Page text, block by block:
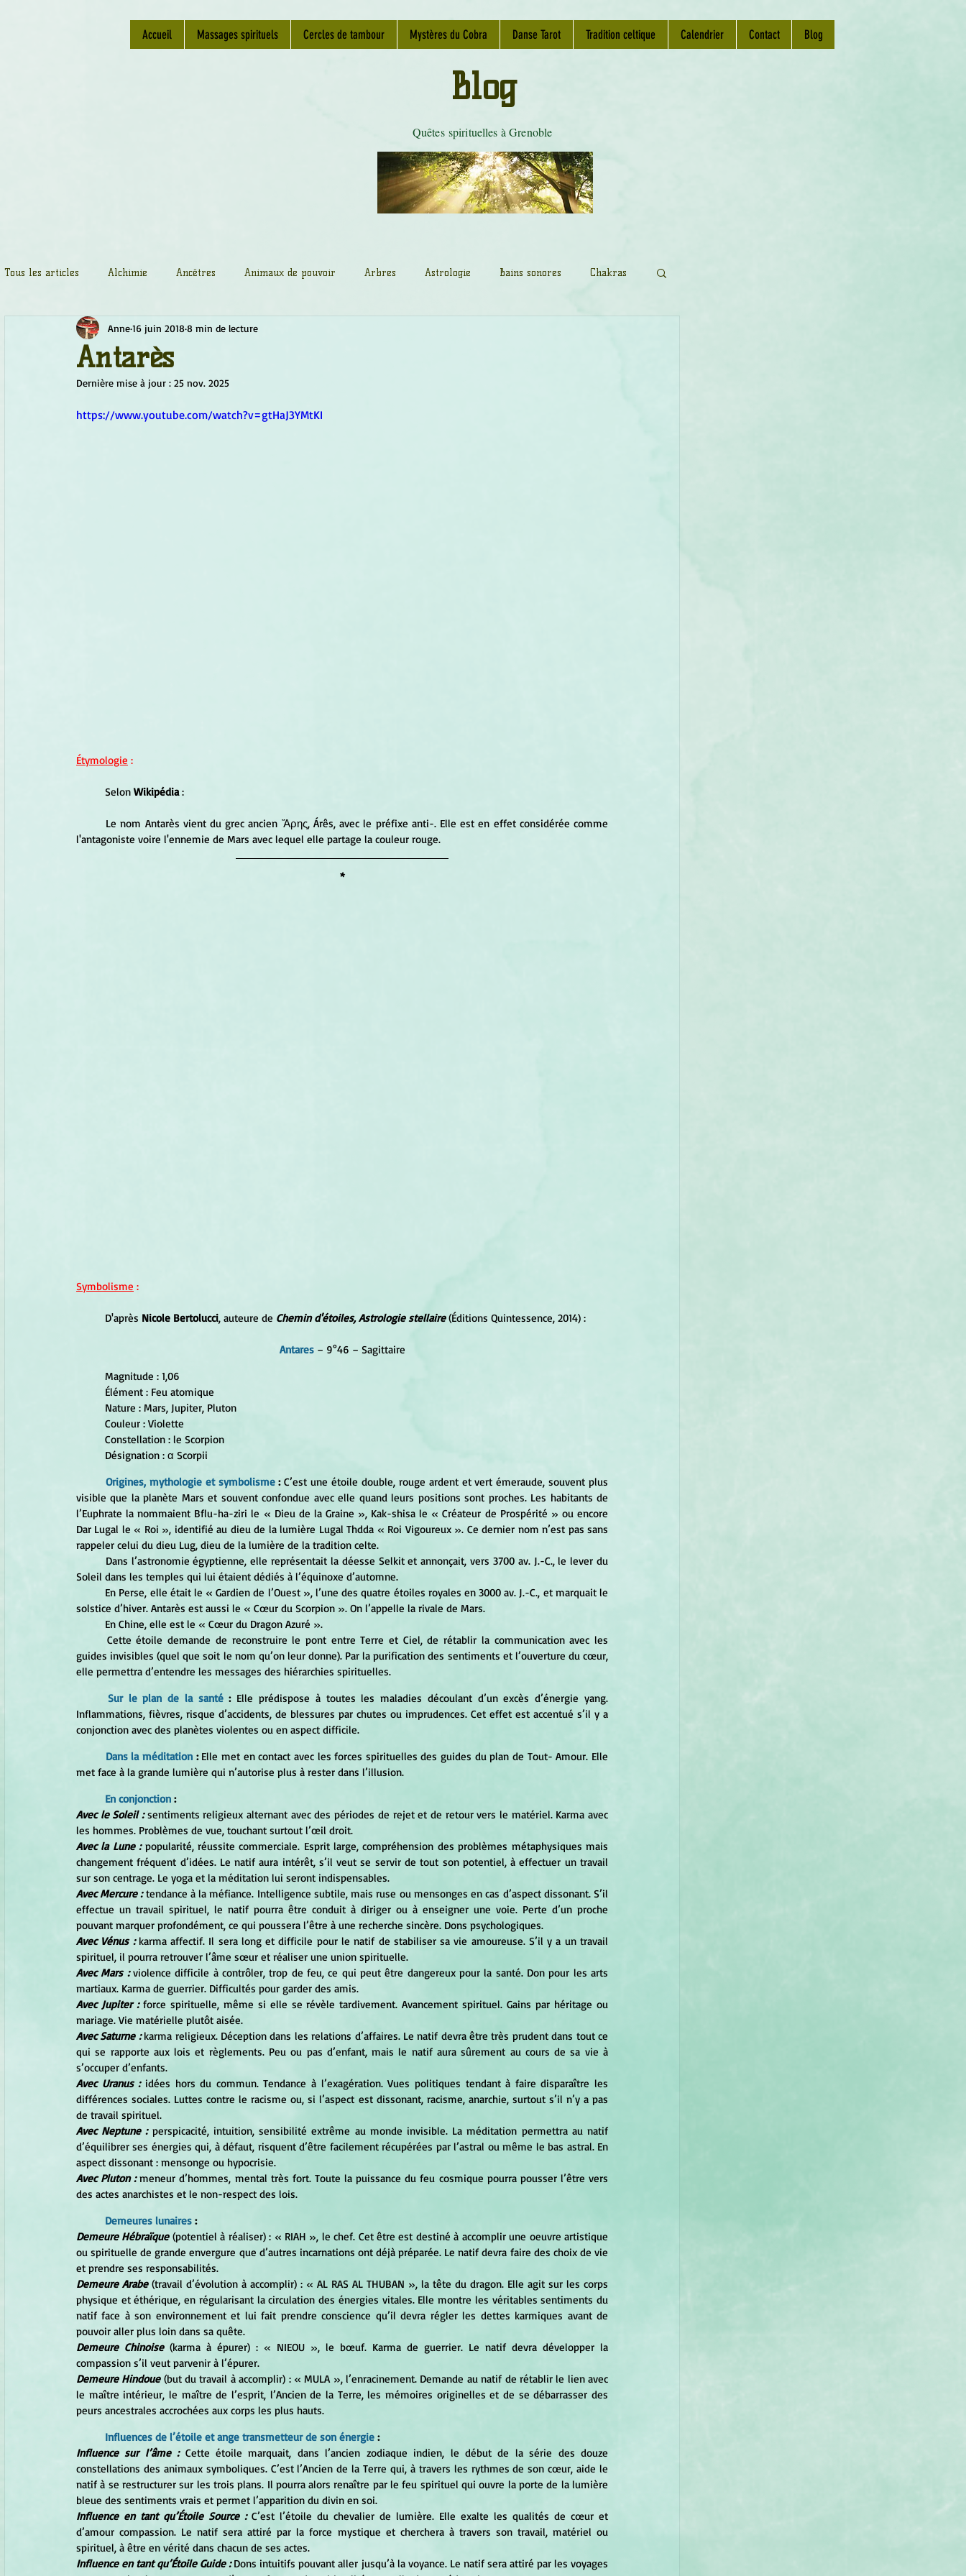
Accueil Massages spirituels Cercles de tambour Mystères du Cobra Danse Tarot Tradition celtique Calendrier Contact Blog
Quêtes spirituelles à Grenoble
Blog
Tous les articles Alchimie Ancêtres Animaux de pouvoir Arbres Astrologie Bains sonores Chakras
Chamanisme Champignons Conscience
Fleurs de Bach Géométrie sacrée
Antarès
Anne16 juin 20188 min de lecture
Dernière mise à jour : 25 nov. 2025
https://www.youtube.com/watch?v=gtHaJ3YMtKI
Étymologie :
	Selon
Wikipédia :
l'antagoniste voire l'ennemie de Mars avec lequel elle partage la couleur rouge.
*
Symbolisme :
	D'après
Nicole Bertolucci, auteure de Chemin d'étoiles, Astrologie stellaire (Éditions Quintessence, 2014) :
Antares – 9°46 – Sagittaire
Magnitude : 1,06
Élément : Feu atomique
Nature : Mars, Jupiter, Pluton
Couleur : Violette
Constellation : le Scorpion
Désignation : α Scorpii
Origines, mythologie et symbolisme : C’est une étoile double, rouge ardent et vert émeraude, souvent plus
visible que la planète Mars et souvent confondue avec elle quand leurs positions sont proches. Les habitants de
l’Euphrate la nommaient Bflu-ha-ziri le « Dieu de la Graine », Kak-shisa le « Créateur de Prospérité » ou encore
Dar Lugal le « Roi », identifié au dieu de la lumière Lugal Thdda « Roi Vigoureux ». Ce dernier nom n’est pas sans
rappeler celui du dieu Lug, dieu de la lumière de la tradition celte.
Soleil dans les temples qui lui étaient dédiés à l’équinoxe d’automne.
solstice d’hiver. Antarès est aussi le « Cœur du Scorpion ». On l’appelle la rivale de Mars.
	En Chine, elle est le « Cœur du Dragon Azuré ».
guides invisibles (quel que soit le nom qu’on leur donne). Par la purification des sentiments et l’ouverture du cœur,
elle permettra d’entendre les messages des hiérarchies spirituelles.
Sur le plan de la santé : Elle prédispose à toutes les maladies découlant d’un excès d’énergie yang.
Inflammations, fièvres, risque d’accidents, de blessures par chutes ou imprudences. Cet effet est accentué s’il y a
conjonction avec des planètes violentes ou en aspect difficile.
Dans la méditation : Elle met en contact avec les forces spirituelles des guides du plan de Tout- Amour. Elle
met face à la grande lumière qui n’autorise plus à rester dans l’illusion.
En conjonction :
Avec le Soleil : sentiments religieux alternant avec des périodes de rejet et de retour vers le matériel. Karma avec
les hommes. Problèmes de vue, touchant surtout l’œil droit.
Avec la Lune : popularité, réussite commerciale. Esprit large, compréhension des problèmes métaphysiques mais
changement fréquent d’idées. Le natif aura intérêt, s’il veut se servir de tout son potentiel, à effectuer un travail
sur son centrage. Le yoga et la méditation lui seront indispensables.
Avec Mercure : tendance à la méfiance. Intelligence subtile, mais ruse ou mensonges en cas d’aspect dissonant. S’il
effectue un travail spirituel, le natif pourra être conduit à diriger ou à enseigner une voie. Perte d’un proche
pouvant marquer profondément, ce qui poussera l’être à une recherche sincère. Dons psychologiques.
Avec Vénus : karma affectif. Il sera long et difficile pour le natif de stabiliser sa vie amoureuse. S’il y a un travail
spirituel, il pourra retrouver l’âme sœur et réaliser une union spirituelle.
Avec Mars : violence difficile à contrôler, trop de feu, ce qui peut être dangereux pour la santé. Don pour les arts
martiaux. Karma de guerrier. Difficultés pour garder des amis.
Avec Jupiter : force spirituelle, même si elle se révèle tardivement. Avancement spirituel. Gains par héritage ou
mariage. Vie matérielle plutôt aisée.
Avec Saturne : karma religieux. Déception dans les relations d’affaires. Le natif devra être très prudent dans tout ce
qui se rapporte aux lois et règlements. Peu ou pas d’enfant, mais le natif aura sûrement au cours de sa vie à
s’occuper d’enfants.
Avec Uranus : idées hors du commun. Tendance à l’exagération. Vues politiques tendant à faire disparaître les
différences sociales. Luttes contre le racisme ou, si l’aspect est dissonant, racisme, anarchie, surtout s’il n’y a pas
de travail spirituel.
Avec Neptune : perspicacité, intuition, sensibilité extrême au monde invisible. La méditation permettra au natif
d’équilibrer ses énergies qui, à défaut, risquent d’être facilement récupérées par l’astral ou même le bas astral. En
aspect dissonant : mensonge ou hypocrisie.
Avec Pluton : meneur d’hommes, mental très fort. Toute la puissance du feu cosmique pourra pousser l’être vers
des actes anarchistes et le non-respect des lois.
Demeures lunaires :
Demeure Hébraïque (potentiel à réaliser) : « RIAH », le chef. Cet être est destiné à accomplir une oeuvre artistique
ou spirituelle de grande envergure que d’autres incarnations ont déjà préparée. Le natif devra faire des choix de vie
et prendre ses responsabilités.
Demeure Arabe (travail d’évolution à accomplir) : « AL RAS AL THUBAN », la tête du dragon. Elle agit sur les corps
physique et éthérique, en régularisant la circulation des énergies vitales. Elle montre les véritables sentiments du
natif face à son environnement et lui fait prendre conscience qu’il devra régler les dettes karmiques avant de
pouvoir aller plus loin dans sa quête.
Demeure Chinoise (karma à épurer) : « NIEOU », le bœuf. Karma de guerrier. Le natif devra développer la
compassion s’il veut parvenir à l’épurer.
Demeure Hindoue (but du travail à accomplir) : « MULA », l’enracinement. Demande au natif de rétablir le lien avec
le maître intérieur, le maître de l’esprit, l’Ancien de la Terre, les mémoires originelles et de se débarrasser des
peurs ancestrales accrochées aux corps les plus hauts.
Influences de l’étoile et ange transmetteur de son énergie :
Influence sur l’âme : Cette étoile marquait, dans l’ancien zodiaque indien, le début de la série des douze
constellations des animaux symboliques. C’est l’Ancien de la Terre qui, à travers les rythmes de son cœur, aide le
natif à se restructurer sur les trois plans. Il pourra alors renaître par le feu spirituel qui ouvre la porte de la lumière
bleue des sentiments vrais et permet l’apparition du divin en soi.
Influence en tant qu’Étoile Source : C’est l’étoile du chevalier de lumière. Elle exalte les qualités de cœur et
d’amour compassion. Le natif sera attiré par la force mystique et cherchera à travers son travail, matériel ou
spirituel, à être en vérité dans chacun de ses actes.
Influence en tant qu’Étoile Guide : Dons intuitifs pouvant aller jusqu’à la voyance. Le natif sera attiré par les voyages